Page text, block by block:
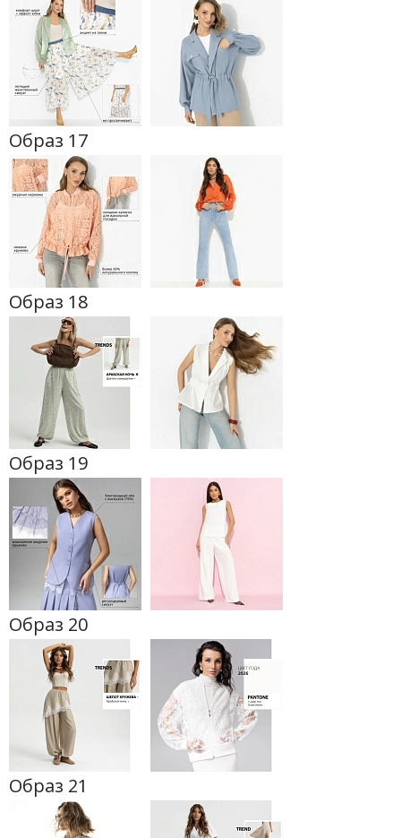
Образ 17
Образ 18
Образ 19
Образ 20
Образ 21